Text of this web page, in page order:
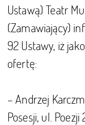
Ustawą) Teatr
(Zamawiający)
92 Ustawy, iż
ofertę:
– Andrzej
Posesji, ul.